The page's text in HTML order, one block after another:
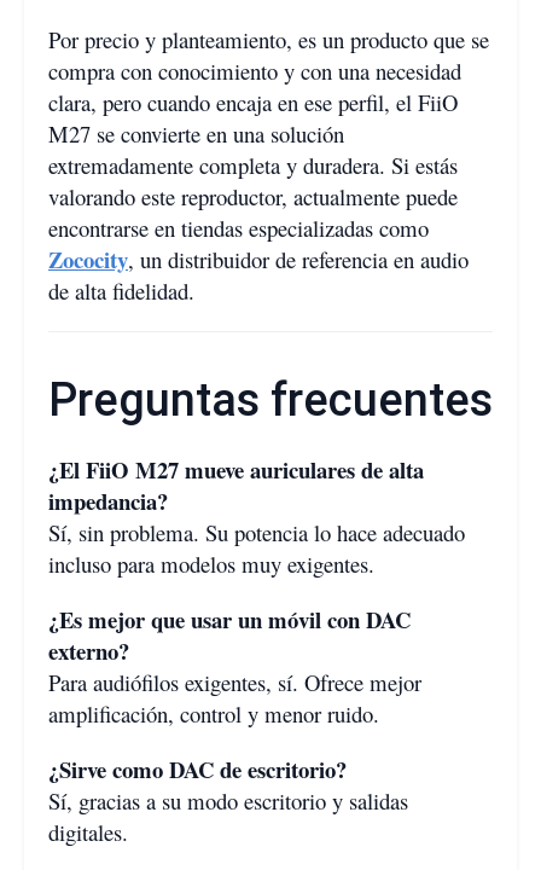
Por precio y planteamiento, es un producto que se
compra con conocimiento y con una necesidad
clara, pero cuando encaja en ese perfil, el FiiO
M27 se convierte en una solución
extremadamente completa y duradera. Si estás
valorando este reproductor, actualmente puede
encontrarse en tiendas especializadas como
Zococity, un distribuidor de referencia en audio
de alta fidelidad.
Preguntas frecuentes
¿El FiiO M27 mueve auriculares de alta
impedancia?
Sí, sin problema. Su potencia lo hace adecuado
incluso para modelos muy exigentes.
¿Es mejor que usar un móvil con DAC
externo?
Para audiófilos exigentes, sí. Ofrece mejor
amplificación, control y menor ruido.
¿Sirve como DAC de escritorio?
Sí, gracias a su modo escritorio y salidas
digitales.